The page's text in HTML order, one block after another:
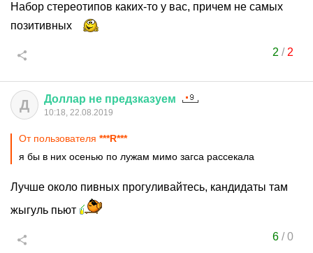
Набор стереотипов каких-то у вас, причем не самых
позитивных
2 / 2
Д Доллар не предзказуем
10:18, 22.08.2019
От пользователя ***R***
я бы в них осенью по лужам мимо загса рассекала
Лучше около пивных прогуливайтесь, кандидаты там
жыгуль пьют
6/0